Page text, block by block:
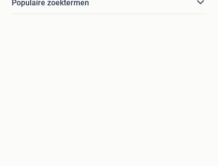
Populaire zoektermen